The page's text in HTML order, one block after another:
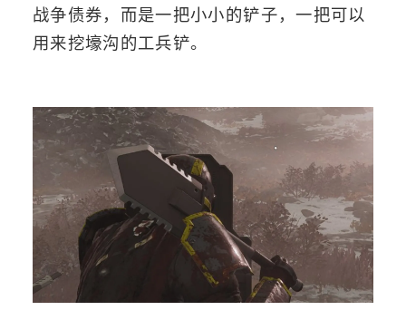
战争债券，而是一把小小的铲子，一把可以
用来挖壕沟的工兵铲。